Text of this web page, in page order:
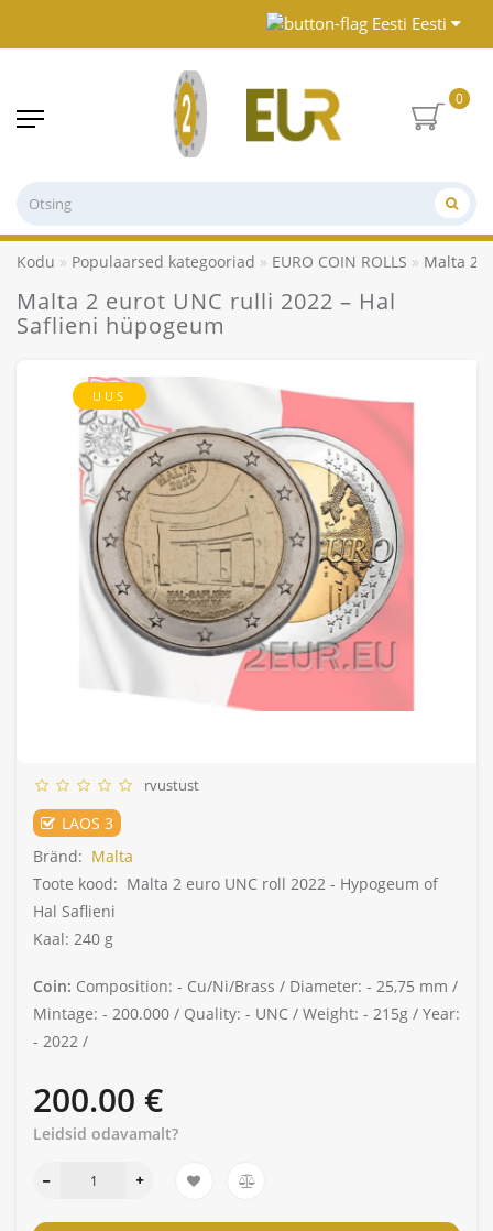
Eesti
0
Kodu Populaarsed kategooriad EURO COIN ROLLS Malta 2
Malta 2 eurot UNC rulli 2022 – Hal
Saflieni hüpogeum
UUS
rvustust
LAOS 3
Bränd: Malta
Toote kood: Malta 2 euro UNC roll 2022 - Hypogeum of
Hal Saflieni
Kaal: 240 g
Coin: Composition: - Cu/Ni/Brass / Diameter: - 25,75 mm /
Mintage: - 200.000 / Quality: - UNC / Weight: - 215g / Year:
- 2022 /
200.00 €
Leidsid odavamalt?